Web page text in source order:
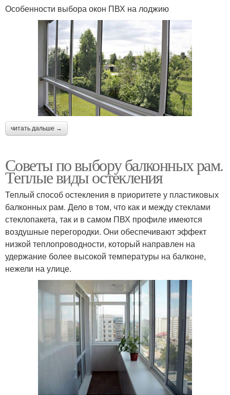
Особенности выбора окон ПВХ на лоджию
читать дальше →
Советы по выбору балконных рам.
Теплые виды остекления
Теплый способ остекления в приоритете у пластиковых
балконных рам. Дело в том, что как и между стеклами
стеклопакета, так и в самом ПВХ профиле имеются
воздушные перегородки. Они обеспечивают эффект
низкой теплопроводности, который направлен на
удержание более высокой температуры на балконе,
нежели на улице.